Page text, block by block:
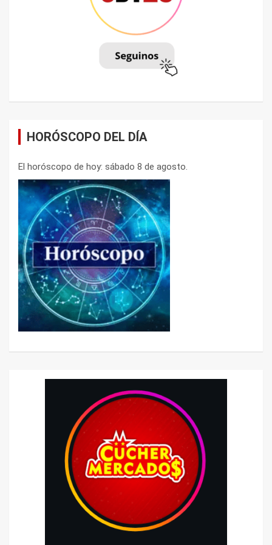
HORÓSCOPO DEL DÍA
El horóscopo de hoy: sábado 8 de agosto.